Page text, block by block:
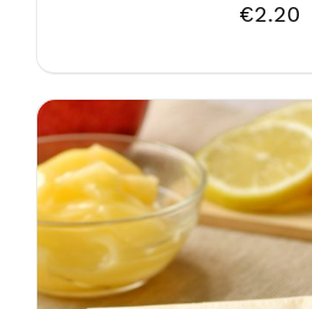
€2.20
AGGIUNGI AL CARRELLO